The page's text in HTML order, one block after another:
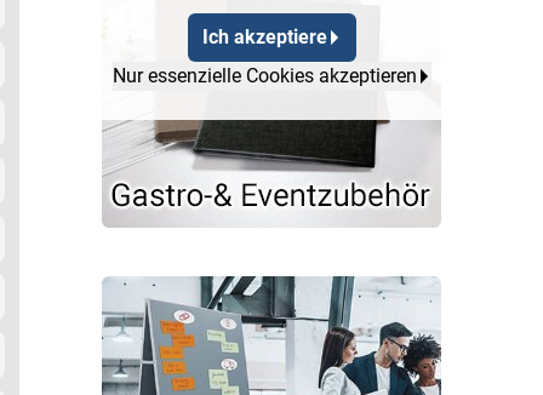
Ich akzeptiere
Nur essenzielle Cookies akzeptieren